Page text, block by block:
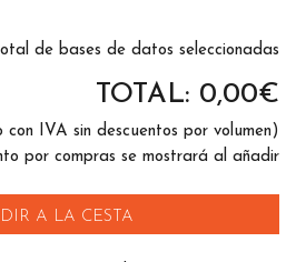
de bases de datos seleccionadas
TOTAL: 0,00€
con IVA sin descuentos por volumen)
por compras se mostrará al añadir
A LA CESTA